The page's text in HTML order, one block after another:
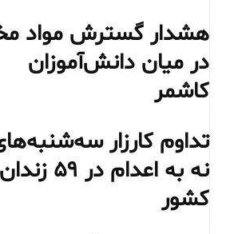
هشدار گسترش مواد
در میان دانش‌آموزان
کاشمر
تداوم کارزار
نه به اعدام در ۵۹ زندان
کشور